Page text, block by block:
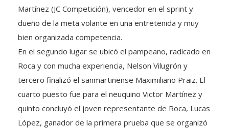
Martínez (JC Competición), vencedor en el sprint y
dueño de la meta volante en una entretenida y muy
bien organizada competencia.
En el segundo lugar se ubicó el pampeano, radicado en
Roca y con mucha experiencia, Nelson Vilugrón y
tercero finalizó el sanmartinense Maximiliano Praiz. El
cuarto puesto fue para el neuquino Victor Martínez y
quinto concluyó el joven representante de Roca, Lucas
López, ganador de la primera prueba que se organizó